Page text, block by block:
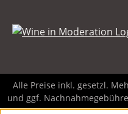
Alle Preise inkl. gesetzl.
und ggf.